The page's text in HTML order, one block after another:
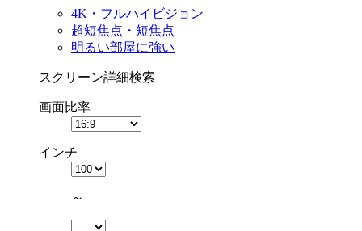
4K・フルハイビジョン
超短焦点・短焦点
明るい部屋に強い
スクリーン詳細検索
画面比率
インチ
～